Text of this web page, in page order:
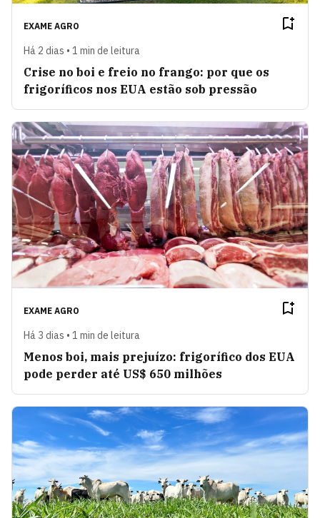
EXAME AGRO
Há 2 dias • 1 min de leitura
Crise no boi e freio no frango: por que os
frigoríficos nos EUA estão sob pressão
EXAME AGRO
Há 3 dias • 1 min de leitura
Menos boi, mais prejuízo: frigorífico dos EUA
pode perder até US$ 650 milhões